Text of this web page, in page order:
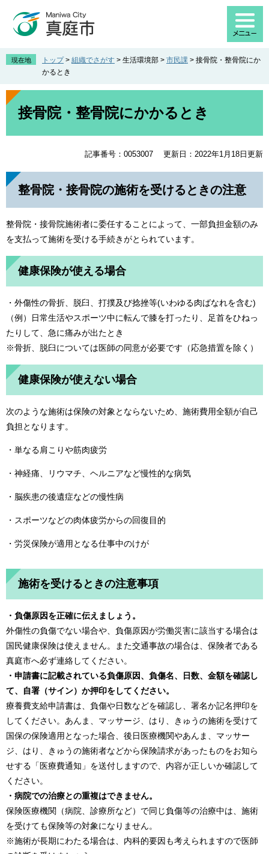
先
。
を
て
現在地 トップ > 組織でさがす > 生活環境部 > 市民課 > 接骨院・整骨院にか
かるとき
本
接骨院・整骨院にかかるとき
記事番号：0053007 更新日：2022年1月18日更新
整骨院・接骨院の施術を受けるときの注意
整骨院・接骨院施術者に委任することによって、一部負担金額のみ
を支払って施術を受ける手続きがとられています。
健康保険が使える場合
・外傷性の骨折、脱臼、打撲及び捻挫等(いわゆる肉ばなれを含む)
（例）日常生活やスポーツ中に転んで膝を打ったり、足首をひねっ
たりして、急に痛みが出たとき
※骨折、脱臼については医師の同意が必要です（応急措置を除く）
健康保険が使えない場合
次のような施術は保険の対象とならないため、施術費用全額が自己
負担となります。
・単なる肩こりや筋肉疲労
・神経痛、リウマチ、ヘルニアなど慢性的な病気
・脳疾患の後遺症などの慢性病
・スポーツなどの肉体疲労からの回復目的
・労災保険が適用となる仕事中のけが
施術を受けるときの注意事項
・負傷原因を正確に伝えましょう。
外傷性の負傷でない場合や、負傷原因が労働災害に該当する場合は
国民健康保険は使えません。また交通事故の場合は、保険者である
真庭市へ必ず連絡してください。
・申請書に記載されている負傷原因、負傷名、日数、金額を確認し
て、自署（サイン）か押印をしてください。
療養費支給申請書は、負傷や日数などを確認し、署名か記名押印を
してください。あんま、マッサージ、はり、きゅうの施術を受けて
国保の保険適用となった場合、後日医療機関やあんま、マッサー
ジ、はり、きゅうの施術者などから保険請求があったものをお知ら
せする「医療費通知」を送付しますので、内容が正しいか確認して
ください。
・病院での治療との重複はできません。
保険医療機関（病院、診療所など）で同じ負傷等の治療中は、施術
を受けても保険等の対象になりません。
※施術が長期にわたる場合は、内科的要因も考えられますので医師